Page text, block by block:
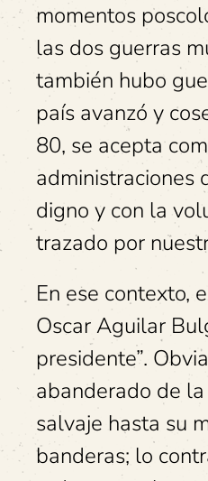
momentos
las dos guerras
también hubo
país avanzó y
80, se acepta
administraciones
digno y con la
trazado por
En ese contexto,
Oscar Aguilar
presidente”.
abanderado de
salvaje hasta su
banderas; lo